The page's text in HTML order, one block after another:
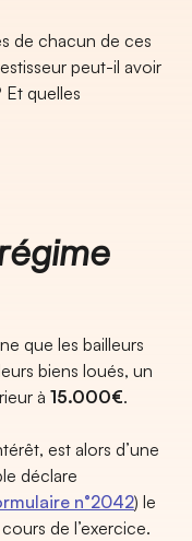
de chacun de ces
peut-il avoir
Et quelles
que les bailleurs
biens loués, un
à 15.000€.
est alors d’une
déclare
n°2042) le
de l’exercice.